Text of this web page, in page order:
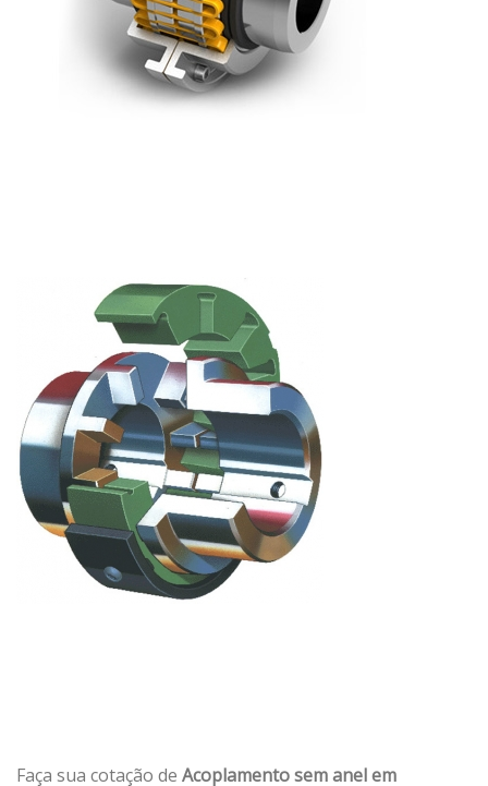
Faça sua cotação de Acoplamento sem anel em